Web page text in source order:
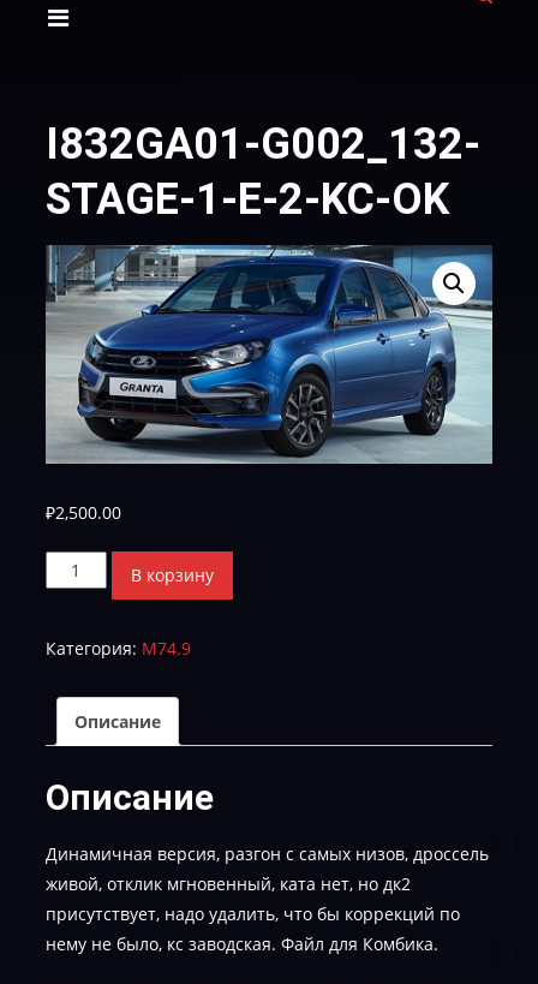
I832GA01-G002_132-
STAGE-1-E-2-KC-OK
₽2,500.00
Количество
товара
g002_132-
E-
KC-
В корзину
Категория: М74.9
Описание
Описание
Динамичная версия, разгон с самых низов, дроссель
живой, отклик мгновенный, ката нет, но дк2
присутствует, надо удалить, что бы коррекций по
нему не было, кс заводская. Файл для Комбика.